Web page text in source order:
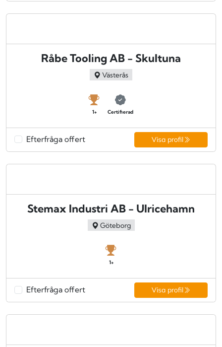
Råbe Tooling AB - Skultuna
Västerås
1+ Certifierad
Efterfråga offert Visa profil
Stemax Industri AB - Ulricehamn
Göteborg
1+
Efterfråga offert Visa profil